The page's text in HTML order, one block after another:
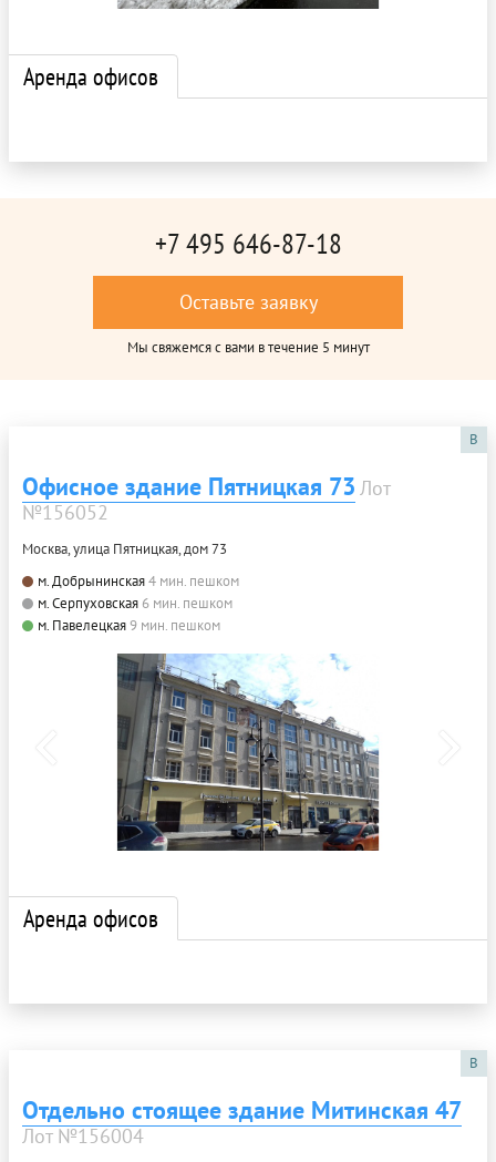
Аренда офисов
+7 495 646-87-18
Оставьте заявку
Мы свяжемся с вами в течение 5 минут
B
Офисное здание Пятницкая 73 Лот
№156052
Москва, улица Пятницкая, дом 73
м. Добрынинская4 мин. пешком
м. Серпуховская 6 мин. пешком
м. Павелецкая9 мин. пешком
Аренда офисов
B
Отдельно стоящее здание Митинская 47
Лот №156004